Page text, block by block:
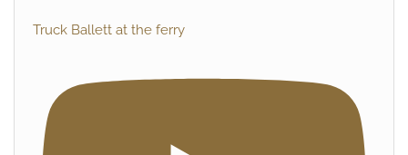
Truck Ballett at the ferry